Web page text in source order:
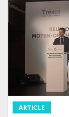
ARTICLE